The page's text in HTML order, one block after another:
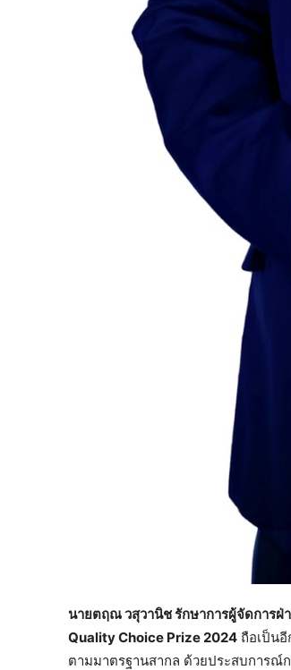
นายตฤณ วสุวานิช รักษาการผู้จัดการฝ่
Quality Choice Prize 2024 ถือเป็น
ตามมาตรฐานสากล ด้วยประสบการณ์